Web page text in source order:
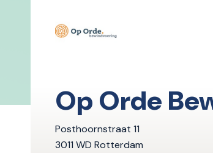
Op Orde
Posthoornstraat 11
3011 WD Rotterdam